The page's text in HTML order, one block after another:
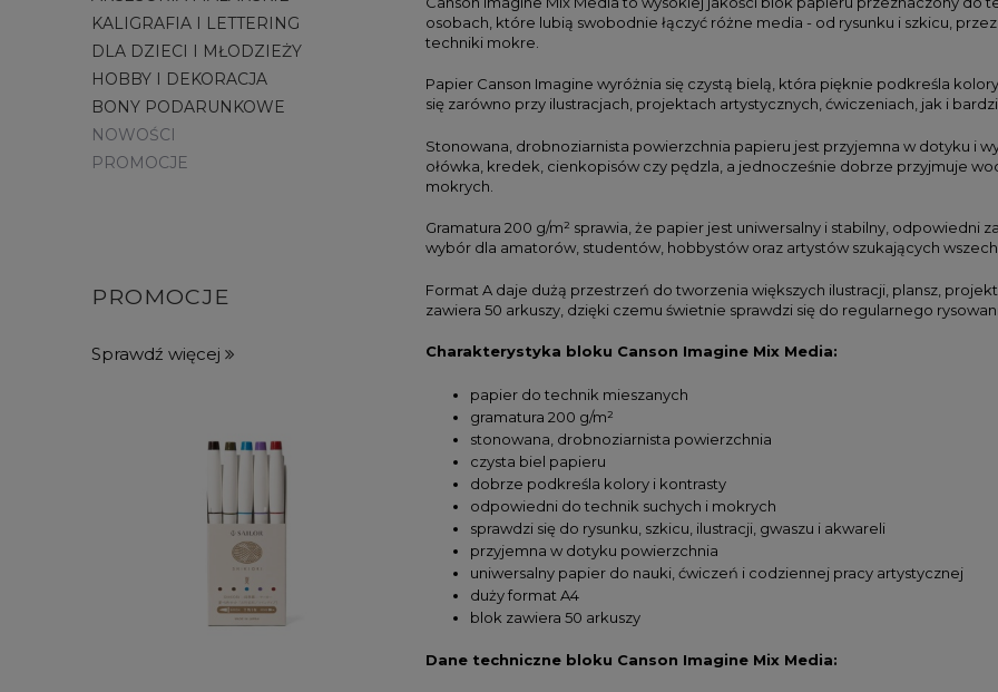
KALIGRAFIA I LETTERING
DLA DZIECI I MŁODZIEŻY
HOBBY I DEKORACJA
BONY PODARUNKOWE
NOWOŚCI
PROMOCJE
PROMOCJE
Sprawdź więcej
osobach, które lubią swobodnie łączyć różne media - od rysunku i szkicu,
techniki mokre.
Papier Canson Imagine wyróżnia się czystą bielą, która pięknie podkreśla
się zarówno przy ilustracjach, projektach artystycznych, ćwiczeniach, jak i
Stonowana, drobnoziarnista powierzchnia papieru jest przyjemna w dotyku i
ołówka, kredek, cienkopisów czy pędzla, a jednocześnie dobrze przyjmuje
mokrych.
Gramatura 200 g/m² sprawia, że papier jest uniwersalny i stabilny, odpowiedni
wybór dla amatorów, studentów, hobbystów oraz artystów szukających
Format A daje dużą przestrzeń do tworzenia większych ilustracji, plansz,
zawiera 50 arkuszy, dzięki czemu świetnie sprawdzi się do regularnego
Charakterystyka bloku Canson Imagine Mix Media:
papier do technik mieszanych
gramatura 200 g/m²
stonowana, drobnoziarnista powierzchnia
czysta biel papieru
dobrze podkreśla kolory i kontrasty
odpowiedni do technik suchych i mokrych
sprawdzi się do rysunku, szkicu, ilustracji, gwaszu i akwareli
przyjemna w dotyku powierzchnia
uniwersalny papier do nauki, ćwiczeń i codziennej pracy artystycznej
duży format A4
blok zawiera 50 arkuszy
Dane techniczne bloku Canson Imagine Mix Media: